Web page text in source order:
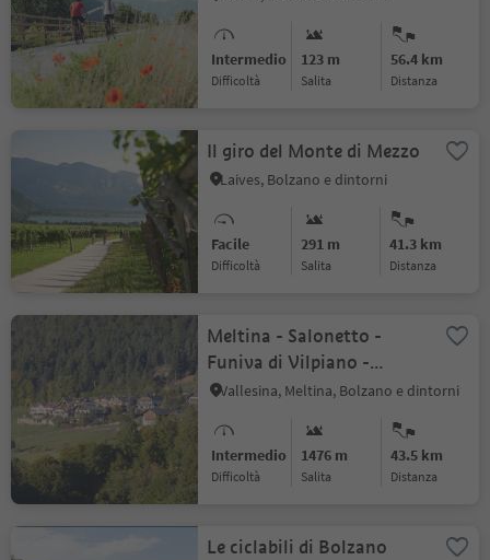
Intermedio
Difficoltà
123 m
Salita
56.4 km
distanza
Il giro del Monte di Mezzo
Laives, Bolzano e dintorni
Facile
Difficoltà
291 m
Salita
41.3 km
distanza
Meltina - Salonetto -
Funiva di Vilpiano -
Terlano - Meltina
Vallesina, Meltina, Bolzano e dintorni
Intermedio
Difficoltà
1476 m
Salita
43.5 km
distanza
Le ciclabili di Bolzano